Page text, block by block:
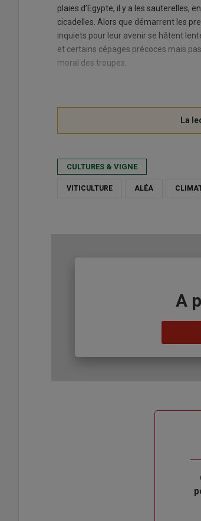
plaies d’Egypte, il y a les sauterelles,
cicadelles. Alors que démarrent les
inquiets pour leur avenir se hâtent
et certains cépages précoces mais
moral des troupes.
CULTURES & VIGNE
VITICULTURE ALÉA
A